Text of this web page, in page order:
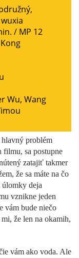
,
wuxia
/ MP 12
Wu, Wang
problém
filmu, sa postupne
zatajiť takmer
že sa máte na čo
úlomky deja
vznikne jeden
vám bude niečo
že len na okamih,
vám ako voda. Ale